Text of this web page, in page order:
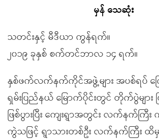
မှန် သေဆုံး
သတင်းနှင့် မီဒီယာ ကွန်ရက်။
၂၀၁၉ ခုနှစ် စက်တင်ဘာလ ၁၄ ရက်။
နှစ်ဖက်လက်နက်ကိုင်အဖွဲ့များ အပစ်ရပ်
ရှမ်းပြည်နယ် မြောက်ပိုင်းတွင် တိုက်ပွဲများ
ဖြစ်ပွားပြီး ကျေးရွာအတွင်း လက်နက်ကြီး
ကွဲသဖြင့် ရွာသားတစ်ဦး လက်နက်ကြီး ထိ